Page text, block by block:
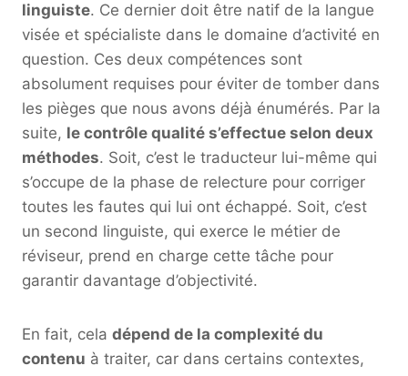
linguiste. Ce dernier doit être natif de la langue
visée et spécialiste dans le domaine d’activité en
question. Ces deux compétences sont
absolument requises pour éviter de tomber dans
les pièges que nous avons déjà énumérés. Par la
suite, le contrôle qualité s’effectue selon deux
méthodes. Soit, c’est le traducteur lui-même qui
s’occupe de la phase de relecture pour corriger
toutes les fautes qui lui ont échappé. Soit, c’est
un second linguiste, qui exerce le métier de
réviseur, prend en charge cette tâche pour
garantir davantage d’objectivité.
En fait, cela dépend de la complexité du
contenu à traiter, car dans certains contextes,